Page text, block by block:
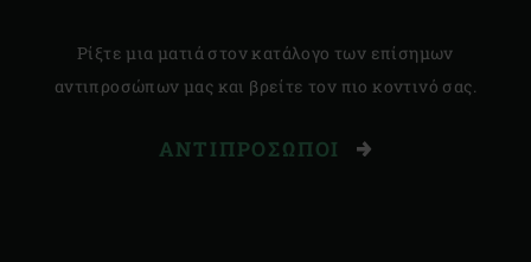
Ρίξτε μια ματιά στον κατάλογο των επίσημων
αντιπροσώπων μας και βρείτε τον πιο κοντινό σας.
ΑΝΤΙΠΡΌΣΩΠΟΙ